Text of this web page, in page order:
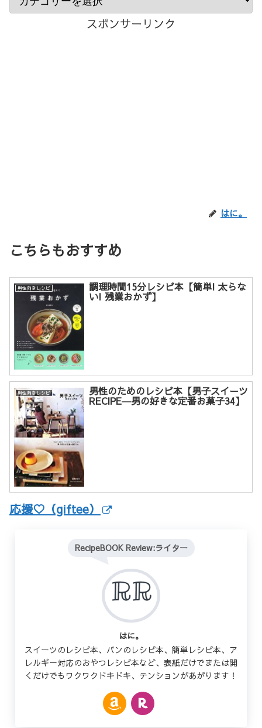
スポンサーリンク
はに。
こちらもおすすめ
男性向きレシピ 調理時間15分レシピ本【簡単! 太らな
い! 残業おかず】
男性向きレシピ 男性のためのレシピ本【男子スイーツ
RECIPE―男の好きな定番お菓子34】
応援♡（giftee）
RecipeBOOK Review:ライター
はに。
スイーツのレシピ本、パンのレシピ本、簡単レシピ本、ア
レルギー対応のおやつレシピ本など、表紙だけでまたは開
くだけでもワクワクドキドキ、テンションがあがります！